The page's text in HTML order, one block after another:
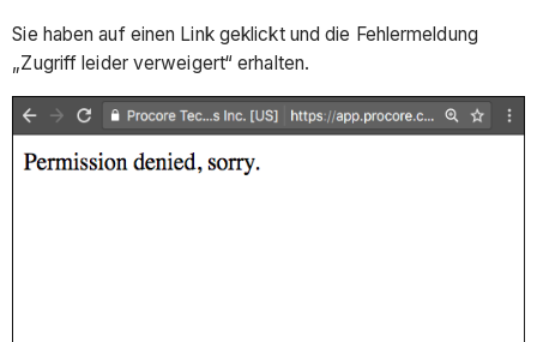
Sie haben auf einen Link geklickt und die Fehlermeldung
„Zugriff leider verweigert“ erhalten.